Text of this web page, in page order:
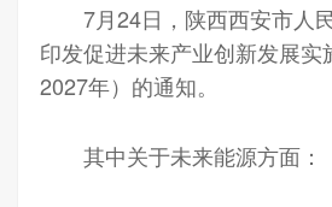
7月24日，陕西西安市人
印发促进未来产业创新发展
2027年）的通知。
其中关于未来能源方面：